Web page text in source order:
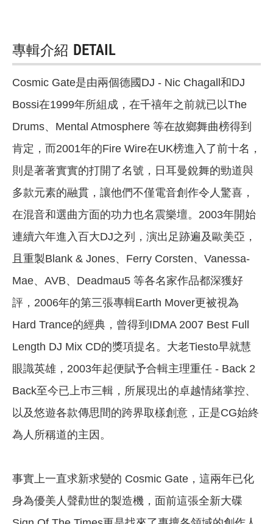
專輯介紹 DETAIL
Cosmic Gate是由兩個德國DJ - Nic Chagall和DJ
Bossi在1999年所組成，在千禧年之前就已以The
Drums、Mental Atmosphere 等在故鄉舞曲榜得到
肯定，而2001年的Fire Wire在UK榜進入了前十名，
則是著著實實的打開了名號，日耳曼銳舞的勁道與
多款元素的融貫，讓他們不僅電音創作令人驚喜，
在混音和選曲方面的功力也名震樂壇。2003年開始
連續六年進入百大DJ之列，演出足跡遍及歐美亞，
且重製Blank & Jones、Ferry Corsten、Vanessa-
Mae、AVB、Deadmau5 等各名家作品都深獲好
評，2006年的第三張專輯Earth Mover更被視為
Hard Trance的經典，曾得到IDMA 2007 Best Full
Length DJ Mix CD的獎項提名。大老Tiesto早就慧
眼識英雄，2003年起便賦予合輯主理重任 - Back 2
Back至今已上巿三輯，所展現出的卓越情緒掌控、
以及悠遊各款傳思間的跨界取樣創意，正是CG始終
為人所稱道的主因。
事實上一直求新求變的 Cosmic Gate，這兩年已化
身為優美人聲勸世的製造機，面前這張全新大碟